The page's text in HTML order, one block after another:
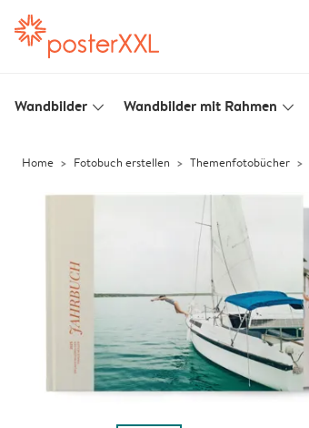
Wandbilder slim_arrow_down Wandbilder mit Rahmen slim_arrow_down
Home Fotobuch erstellen Themenfotobücher